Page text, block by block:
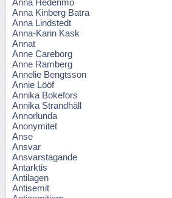
Anna Hedenmo
Anna Kinberg Batra
Anna Lindstedt
Anna-Karin Kask
Annat
Anne Careborg
Anne Ramberg
Annelie Bengtsson
Annie Lööf
Annika Bokefors
Annika Strandhäll
Annorlunda
Anonymitet
Anse
Ansvar
Ansvarstagande
Antarktis
Antilagen
Antisemit